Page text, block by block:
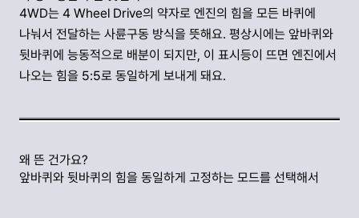
4WD는 4 Wheel Drive의 약자로 엔진의 힘을 모든 바퀴에
나눠서 전달하는 사륜구동 방식을 뜻해요. 평상시에는 앞바퀴와
뒷바퀴에 능동적으로 배분이 되지만, 이 표시등이 뜨면 엔진에서
나오는 힘을 5:5로 동일하게 보내게 돼요.
왜 뜬 건가요?
앞바퀴와 뒷바퀴의 힘을 동일하게 고정하는 모드를 선택해서